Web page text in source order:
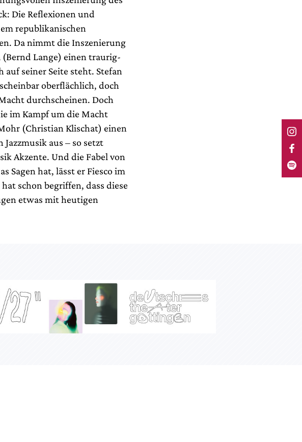
Die Reflexionen und
republikanischen
Da nimmt die Inszenierung
Lange) einen traurig-
auf seiner Seite steht. Stefan
oberflächlich, doch
durchscheinen. Doch
im Kampf um die Macht
(Christian Klischat) einen
aus – so setzt
Akzente. Und die Fabel von
Sagen hat, lässt er Fiesco im
schon begriffen, dass diese
etwas mit heutigen